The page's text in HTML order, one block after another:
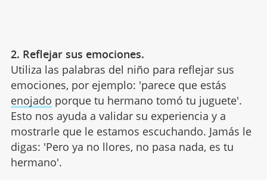
2. Reflejar sus emociones.
Utiliza las palabras del niño para reflejar sus
emociones, por ejemplo: 'parece que estás
enojado porque tu hermano tomó tu juguete'.
Esto nos ayuda a validar su experiencia y a
mostrarle que le estamos escuchando. Jamás le
digas: 'Pero ya no llores, no pasa nada, es tu
hermano'.